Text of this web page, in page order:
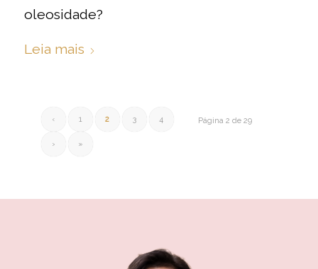
oleosidade?
Leia mais
Página 2 de 29
‹ 1 2 3 4
› »